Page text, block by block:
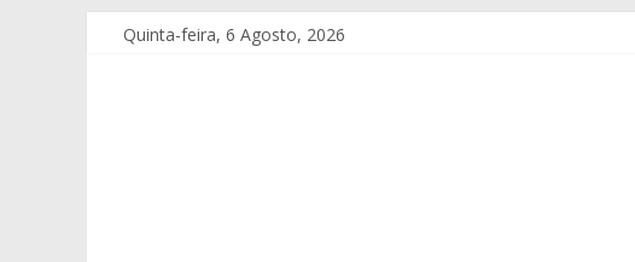
Quinta-feira, 6 Agosto, 2026